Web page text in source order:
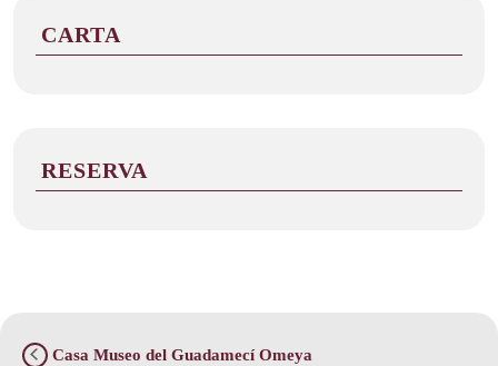
CARTA
RESERVA
Casa Museo del Guadamecí Omeya